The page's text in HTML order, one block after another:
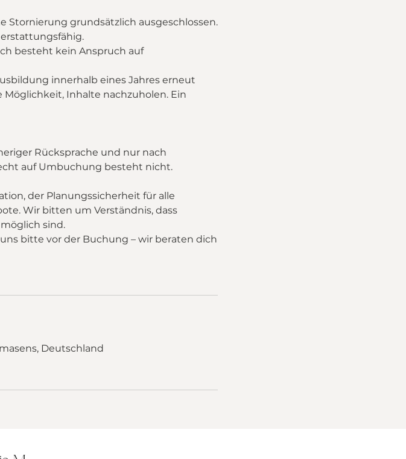
Stornierung grundsätzlich ausgeschlossen.
besteht kein Anspruch auf
innerhalb eines Jahres erneut
Inhalte nachzuholen. Ein
Rücksprache und nur nach
auf Umbuchung besteht nicht.
der Planungssicherheit für alle
Wir bitten um Verständnis, dass
sind.
bitte vor der Buchung – wir beraten dich
Deutschland